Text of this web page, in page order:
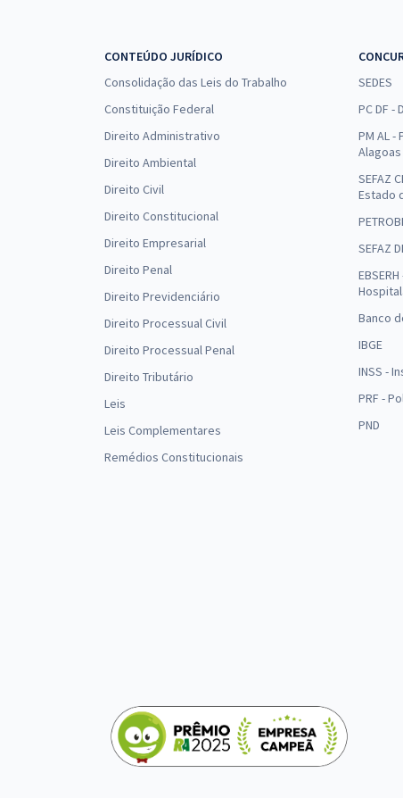
CONTEÚDO JURÍDICO
Consolidação das Leis do Trabalho
Constituição Federal
Direito Administrativo
Direito Ambiental
Direito Civil
Direito Constitucional
Direito Empresarial
Direito Penal
Direito Previdenciário
Direito Processual Civil
Direito Processual Penal
Direito Tributário
Leis
Leis Complementares
Remédios Constitucionais
SEDES
PC DF -
PM AL
Alagoas
SEFAZ
Estado
SEFAZ
Banco
IBGE
INSS -
PRF -
PND